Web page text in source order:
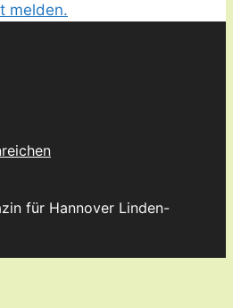
melden.
für Hannover Linden-